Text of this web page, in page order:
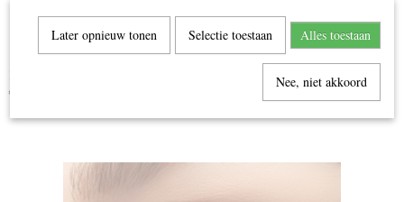
€ 12,99
Later opnieuw tonen Selectie toestaan Alles toestaan
Nee, niet akkoord